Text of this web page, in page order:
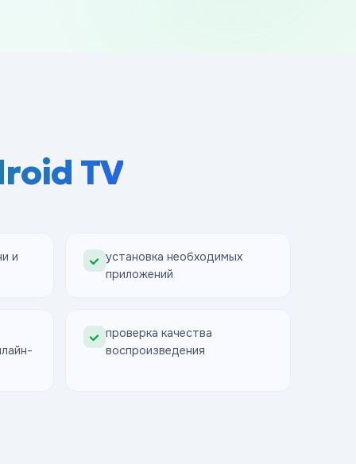
TV
и
установка необходимых
приложений
проверка качества
воспроизведения